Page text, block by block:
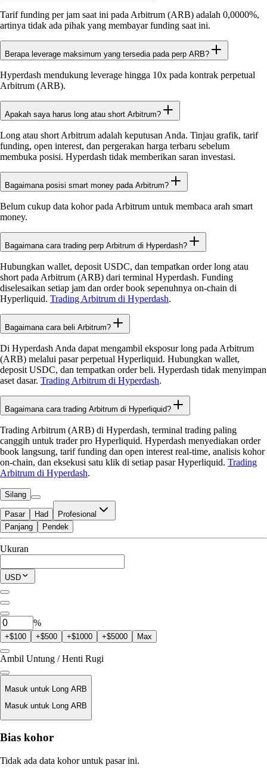
Tarif funding per jam saat ini pada Arbitrum (ARB) adalah 0,0000%,
artinya tidak ada pihak yang membayar funding saat ini.
Berapa leverage maksimum yang tersedia pada perp ARB?
Hyperdash mendukung leverage hingga 10x pada kontrak perpetual
Arbitrum (ARB).
Apakah saya harus long atau short Arbitrum?
Long atau short Arbitrum adalah keputusan Anda. Tinjau grafik, tarif
funding, open interest, dan pergerakan harga terbaru sebelum
membuka posisi. Hyperdash tidak memberikan saran investasi.
Bagaimana posisi smart money pada Arbitrum?
Belum cukup data kohor pada Arbitrum untuk membaca arah smart
money.
Bagaimana cara trading perp Arbitrum di Hyperdash?
Hubungkan wallet, deposit USDC, dan tempatkan order long atau
short pada Arbitrum (ARB) dari terminal Hyperdash. Funding
diselesaikan setiap jam dan order book sepenuhnya on-chain di
Hyperliquid. Trading Arbitrum di Hyperdash.
Bagaimana cara beli Arbitrum?
Di Hyperdash Anda dapat mengambil eksposur long pada Arbitrum
(ARB) melalui pasar perpetual Hyperliquid. Hubungkan wallet,
deposit USDC, dan tempatkan order beli. Hyperdash tidak menyimpan
aset dasar. Trading Arbitrum di Hyperdash.
Bagaimana cara trading Arbitrum di Hyperliquid?
Trading Arbitrum (ARB) di Hyperdash, terminal trading paling
canggih untuk trader pro Hyperliquid. Hyperdash menyediakan order
book langsung, tarif funding dan open interest real-time, analisis kohor
on-chain, dan eksekusi satu klik di setiap pasar Hyperliquid. Trading
Arbitrum di Hyperdash.
Silang
Pasar Had Profesional
Tersedia untuk Perdagangan
$0.00
Posisi Saat Ini
0ARB
Panjang Pendek
Ukuran
USD
%
+$100 +$500 +$1000 +$5000 Max
Ambil Untung / Henti Rugi
Masuk untuk Long ARB
Masuk untuk Long ARB
Harga Likuidasi
T/A
Bias kohor
Tidak ada data kohor untuk pasar ini.